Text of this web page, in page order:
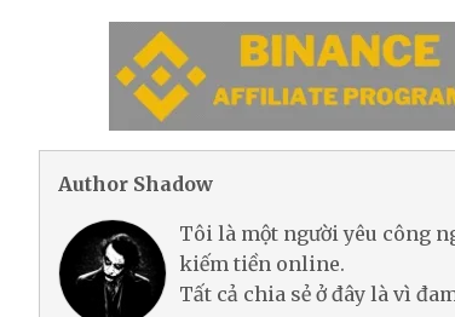
Author Shadow
Tôi là một người yêu công
kiếm tiền online.
Tất cả chia sẻ ở đây là vì